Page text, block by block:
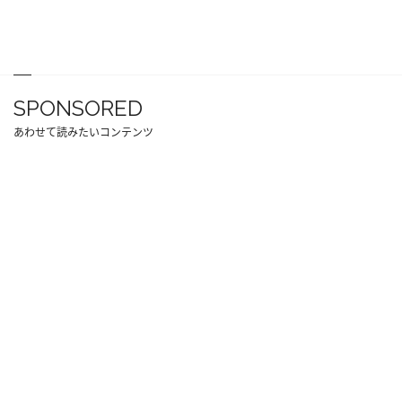
SPONSORED
あわせて読みたいコンテンツ